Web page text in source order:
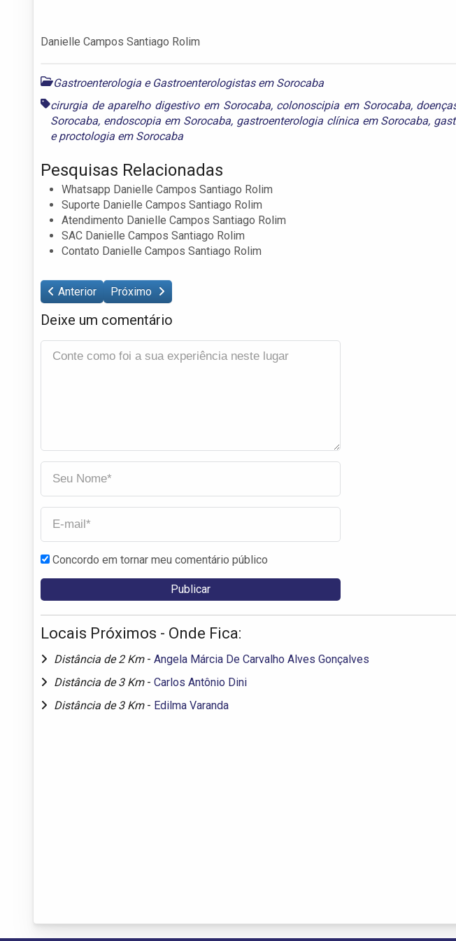
Danielle Campos Santiago Rolim
Gastroenterologia e Gastroenterologistas em Sorocaba
cirurgia de aparelho digestivo em Sorocaba, colonoscipia em Sorocaba,
Sorocaba, endoscopia em Sorocaba, gastroenterologia clínica em Sorocaba,
eproctologia em Sorocaba
Pesquisas Relacionadas
Whatsapp Danielle Campos Santiago Rolim
Suporte Danielle Campos Santiago Rolim
Atendimento Danielle Campos Santiago Rolim
SAC Danielle Campos Santiago Rolim
Contato Danielle Campos Santiago Rolim
Anterior Próximo
Deixe um comentário
Concordo em tornar meu comentário público
Locais Próximos - Onde Fica:
Distância de 2 Km - Angela Márcia De Carvalho Alves Gonçalves
Distância de 3 Km - Carlos Antônio Dini
Distância de 3 Km - Edilma Varanda